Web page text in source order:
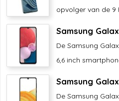
opvolger van de 9
Samsung
De Samsung
6,6 inch
Samsung
De Samsung